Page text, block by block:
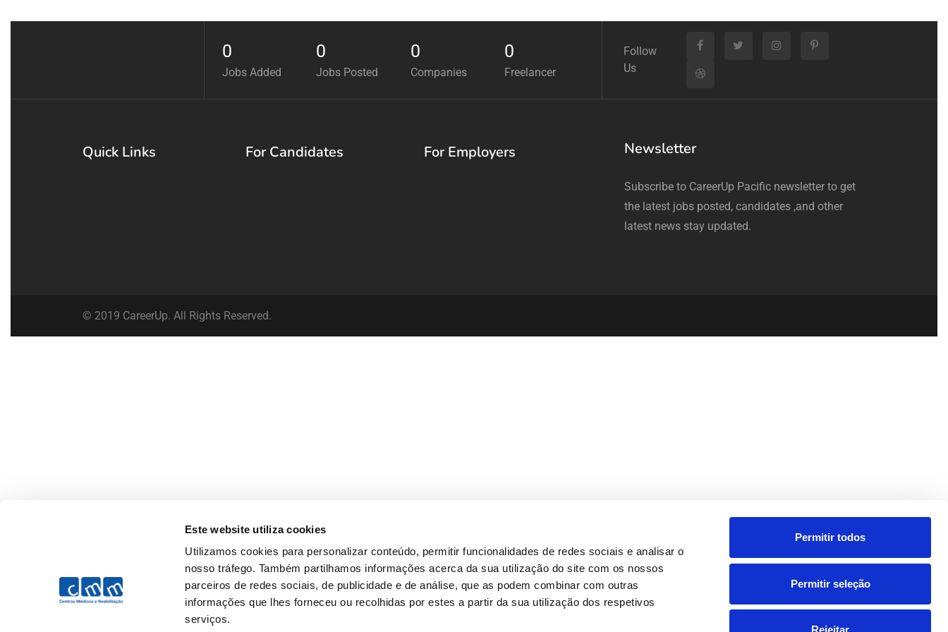
Este website utiliza cookies
Utilizamos cookies para personalizar conteúdo, permitir funcionalidades de redes sociais e analisar o
nosso tráfego. Também partilhamos informações acerca da sua utilização do site com os nossos
parceiros de redes sociais, de publicidade e de análise, que as podem combinar com outras
informações que lhes forneceu ou recolhidas por estes a partir da sua utilização dos respetivos
serviços.
Permitir todos
Permitir seleção
Rejeitar
0
Jobs Added
0
Jobs Posted
0
Companies
0
Freelancer
Follow
Us
Quick Links For Candidates For Employers Newsletter
Subscribe to CareerUp Pacific newsletter to get
the latest jobs posted, candidates ,and other
latest news stay updated.
© 2019 CareerUp. All Rights Reserved.